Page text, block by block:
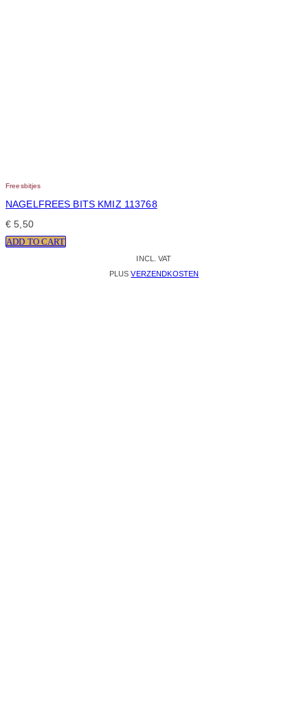
Freesbitjes
NAGELFREES BITS KMIZ 113768
€ 5,50
ADD TO CART
INCL. VAT
PLUSVERZENDKOSTEN